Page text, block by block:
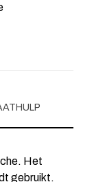
Het
gebruikt.